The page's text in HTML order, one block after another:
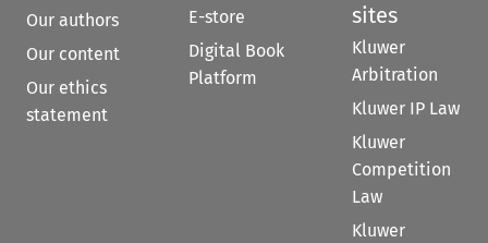
Our authors
Our content
Our ethics
statement
E-store
Digital Book
Platform
sites
Kluwer
Arbitration
Kluwer IP Law
Kluwer
Competition
Law
Kluwer